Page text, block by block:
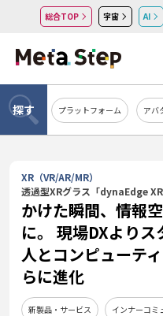
総合TOP 宇宙 AI
探す プラットフォーム アバ
XR（VR/AR/MR）
透過型XRグラス「dynaEdge
かけた瞬間、情報
に。 現場DXよりス
人とコンピューテ
らに進化
新製品・サービス インナーコミ